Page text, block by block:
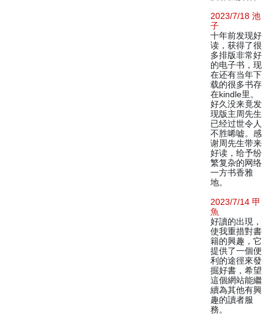
2023/7/18 池
子
十年前发现好
读，获得了很
多排版非常好
的电子书，现
在还有当年下
载的很多书存
在kindle里。
好久没来竟发
现版主周先生
已经过世令人
不胜唏嘘。感
谢周先生带来
好读，给予纷
繁复杂的网络
一方书香雅
地。
2023/7/14 甲
魚
好讀的出現，
使我重措對書
籍的興趣，它
提供了一個便
利的途徑來發
掘好書，希望
這個網站能繼
續為其他有興
趣的讀者服
務。